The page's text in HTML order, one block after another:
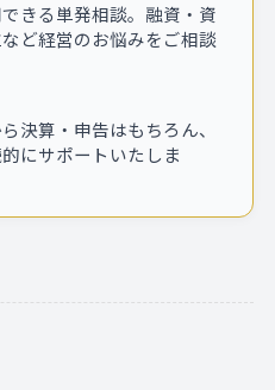
きる単発相談。融資・資
ど経営のお悩みをご相談
決算・申告はもちろん、
にサポートいたしま